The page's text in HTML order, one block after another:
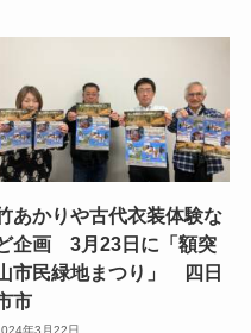
あかりや古代衣装体験な
企画 3月23日に「額突
市民緑地まつり」 四日
市
年3月22日